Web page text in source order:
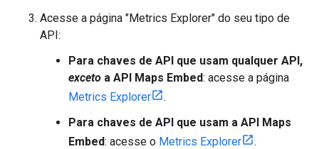
Acesse a página "Metrics Explorer" do seu tipo de
API:
Para chaves de API que usam qualquer API,
exceto a API Maps Embed: acesse a página
Metrics Explorer
.
Para chaves de API que usam a API Maps
Embed: acesse o Metrics Explorer
.